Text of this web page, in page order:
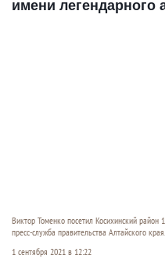
имени легендарного
Виктор Томенко посетил Косихинский район
пресс-служба правительства Алтайского края.
1 сентября 2021 в 12:22